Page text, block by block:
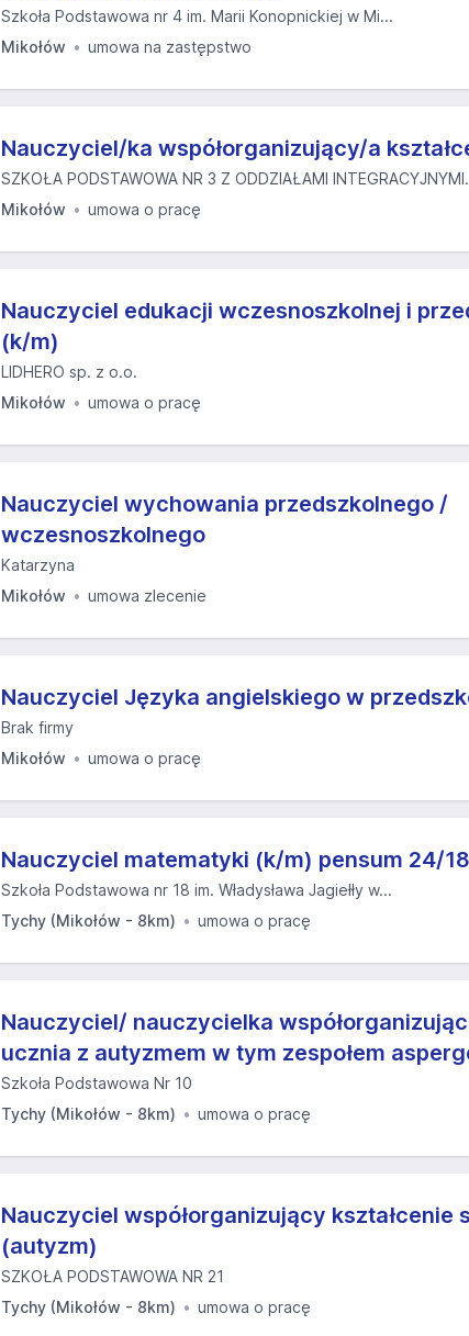
Szkoła Podstawowa nr 4 im. Marii Konopnickiej w Mi...
Mikołów
umowa na zastępstwo
Nauczyciel/ka współorganizujący/a
SZKOŁA PODSTAWOWA NR 3 Z ODDZIAŁAMI
Mikołów
umowa o pracę
Nauczyciel edukacji wczesnoszkolnej i
(k/m)
LIDHERO sp. z o.o.
Mikołów
umowa o pracę
Nauczyciel wychowania przedszkolnego /
wczesnoszkolnego
Katarzyna
Mikołów
umowa zlecenie
Nauczyciel Języka angielskiego w
Brak firmy
Mikołów
umowa o pracę
Nauczyciel matematyki (k/m) pensum 24/18
Szkoła Podstawowa nr 18 im. Władysława Jagiełły w...
Tychy (Mikołów - 8km)
umowa o pracę
Nauczyciel/ nauczycielka
ucznia z autyzmem w tym zespołem
Szkoła Podstawowa Nr 10
Tychy (Mikołów - 8km)
umowa o pracę
Nauczyciel współorganizujący kształcenie
(autyzm)
SZKOŁA PODSTAWOWA NR 21
Tychy (Mikołów - 8km)
umowa o pracę